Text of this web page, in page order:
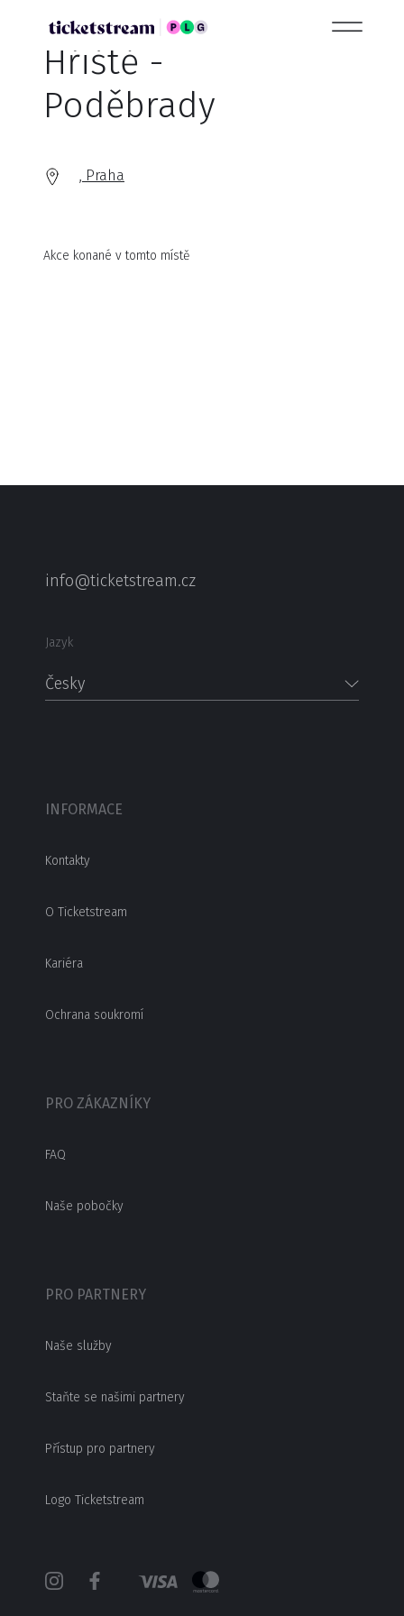
Hřiště -
Poděbrady
, Praha
Akce konané v tomto místě
info@ticketstream.cz
Jazyk
Česky
INFORMACE
Kontakty
O Ticketstream
Kariéra
Ochrana soukromí
PRO ZÁKAZNÍKY
FAQ
Naše pobočky
PRO PARTNERY
Naše služby
Staňte se našimi partnery
Přístup pro partnery
Logo Ticketstream